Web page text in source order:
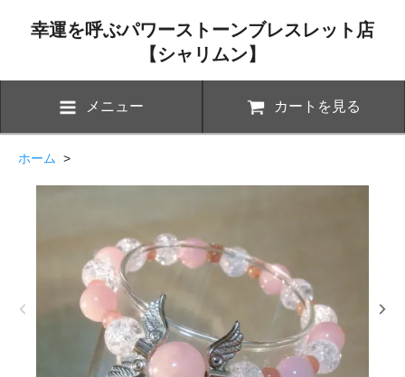
幸運を呼ぶパワーストーンブレスレット店
【シャリムン】
メニュー カートを見る
ホーム >